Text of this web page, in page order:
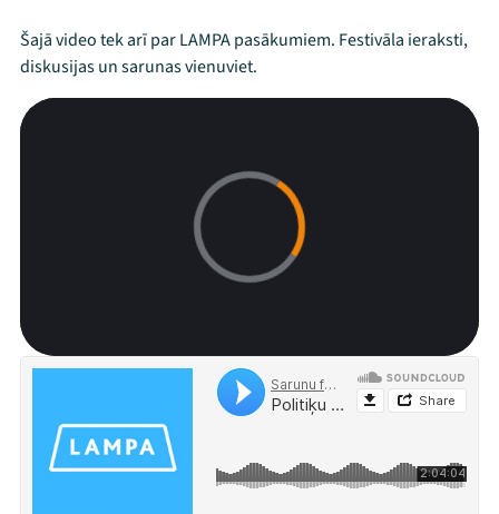
Arhīvs
Viņi bija LAMPĀ 2026
Ziedo
Šajā video tek arī par LAMPA pasākumiem. Festivāla ieraksti,
diskusijas un sarunas vienuviet.